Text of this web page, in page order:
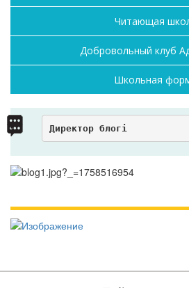
Читающая
Добровольный клуб
Школьная
Директор блогі